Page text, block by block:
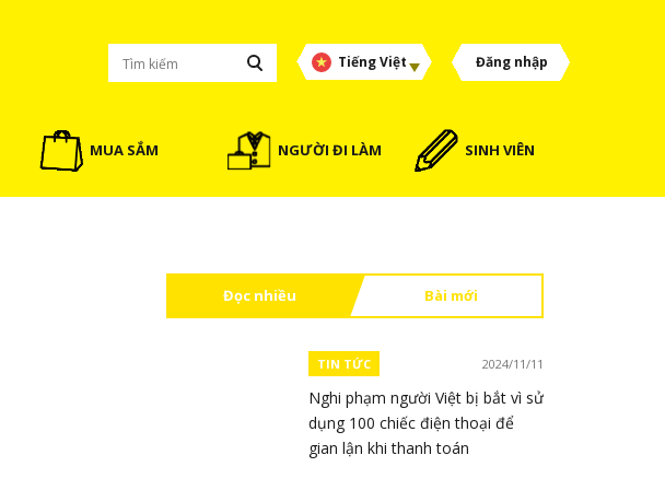
Tiếng Việt Đăng nhập
MUA SẮM NGƯỜI ĐI LÀM SINH VIÊN
Đọc nhiều Bài mới
TIN TỨC 2024/11/11
Nghi phạm người Việt bị bắt vì sử
dụng 100 chiếc điện thoại để
gian lận khi thanh toán